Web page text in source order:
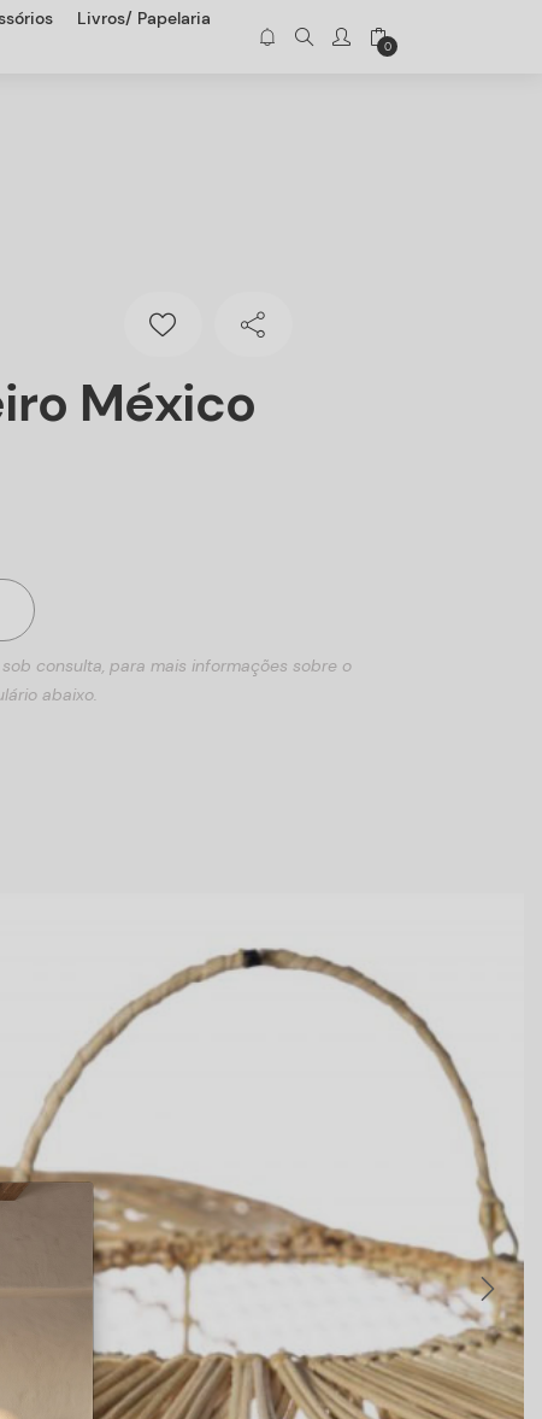
Livros/ Papelaria
0
México
consulta, para mais informações sobre o
abaixo.